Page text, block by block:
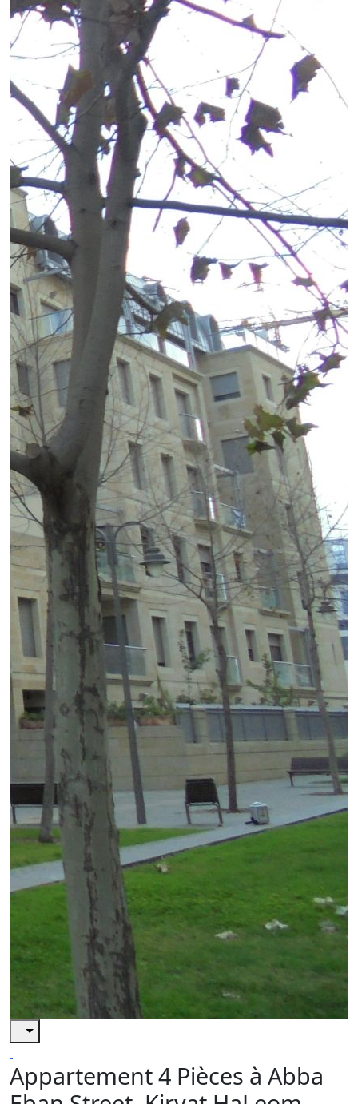
Appartement 4 Pièces à Abba